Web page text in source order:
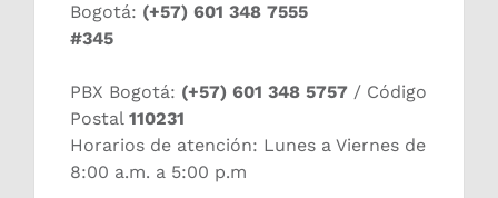
Bogotá: (+57) 601 348 7555
#345
PBX Bogotá: (+57) 601 348 5757 / Código
Postal 110231
Horarios de atención: Lunes a Viernes de
8:00 a.m. a 5:00 p.m